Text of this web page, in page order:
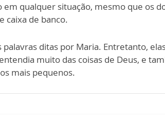
em qualquer situação, mesmo que os
caixa de banco.
ditas por Maria. Entretanto,
muito das coisas de Deus, e
mais pequenos.